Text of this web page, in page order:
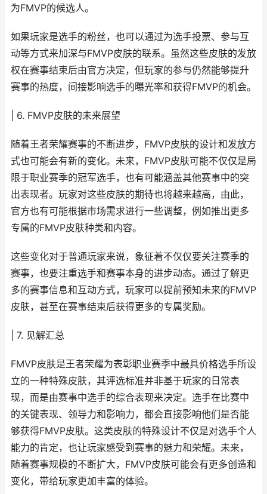
为FMVP的候选人。
如果玩家是选手的粉丝，也可以通过为选手投票、参与互
动等方式来加深与FMVP皮肤的联系。虽然这些皮肤的发放
权在赛事结束后由官方决定，但玩家的参与仍然能够提升
赛事的热度，间接影响选手的曝光率和获得FMVP的机会。
| 6. FMVP皮肤的未来展望
随着王者荣耀赛事的不断进步，FMVP皮肤的设计和发放方
式也可能会有新的变化。未来，FMVP皮肤可能不仅仅是局
限于职业赛季的冠军选手，也有可能涵盖其他赛事中的突
出表现者。玩家对这些皮肤的期待也将越来越高，由此，
官方也有可能根据市场需求进行一些调整，例如推出更多
专属的FMVP皮肤种类和内容。
这些变化对于普通玩家来说，象征着不仅仅要关注赛季的
赛事，也要注重选手和赛事本身的进步动态。通过了解更
多的赛事信息和互动方式，玩家可以提前预知未来的FMVP
皮肤，甚至在赛事结束后获得更多的专属奖励。
| 7. 见解汇总
FMVP皮肤是王者荣耀为表彰职业赛季中最具价格选手所设
立的一种特殊皮肤，其评选标准并非基于玩家的日常表
现，而是由赛事中选手的综合表现来决定。选手在比赛中
的关键表现、领导力和影响力，都会直接影响他们是否能
够获得FMVP皮肤。这类皮肤的特殊设计不仅是对选手个人
能力的肯定，也让玩家感受到赛事的魅力和荣耀。未来，
随着赛事规模的不断扩大，FMVP皮肤可能会有更多创造和
变化，带给玩家更加丰富的体验。